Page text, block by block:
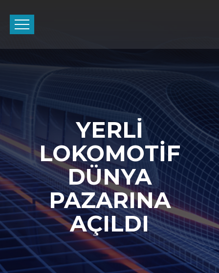
YERLİ
LOKOMOTİF
DÜNYA
PAZARINA
AÇILDI